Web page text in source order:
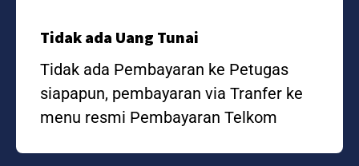
Tidak ada Uang Tunai
Tidak ada Pembayaran ke Petugas
siapapun, pembayaran via Tranfer ke
menu resmi Pembayaran Telkom